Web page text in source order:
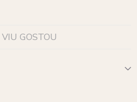
GOSTOU